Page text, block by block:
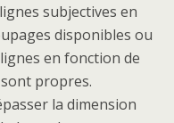
subjectives en
disponibles ou
en fonction de
propres.
la dimension